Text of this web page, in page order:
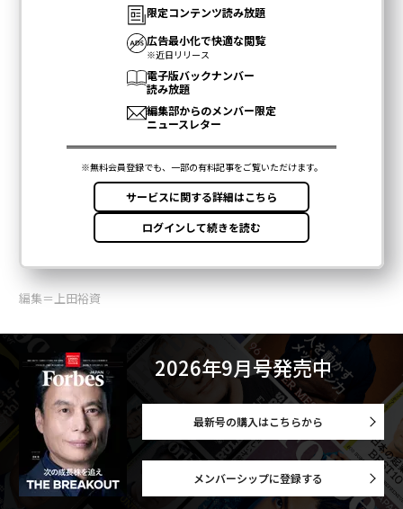
編集＝上田裕資
2026年9月号発売中
最新号の購入はこちらから
メンバーシップに登録する